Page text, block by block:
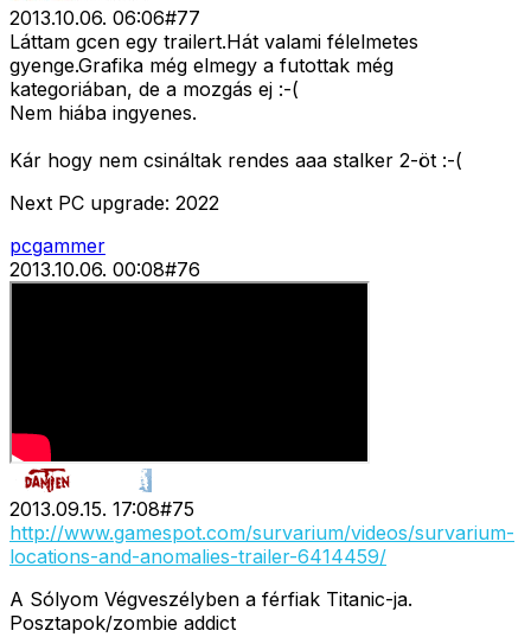
2013.10.06. 06:06#77
Láttam gcen egy trailert.Hát valami félelmetes
gyenge.Grafika még elmegy a futottak még
kategoriában, de a mozgás ej :-(
Nem hiába ingyenes.
Kár hogy nem csináltak rendes aaa stalker 2-öt :-(
Next PC upgrade: 2022
pcgammer
2013.10.06. 00:08#76
2013.09.15. 17:08#75
http://www.gamespot.com/survarium/videos/survarium-
locations-and-anomalies-trailer-6414459/
A Sólyom Végveszélyben a férfiak Titanic-ja.
Posztapok/zombie addict